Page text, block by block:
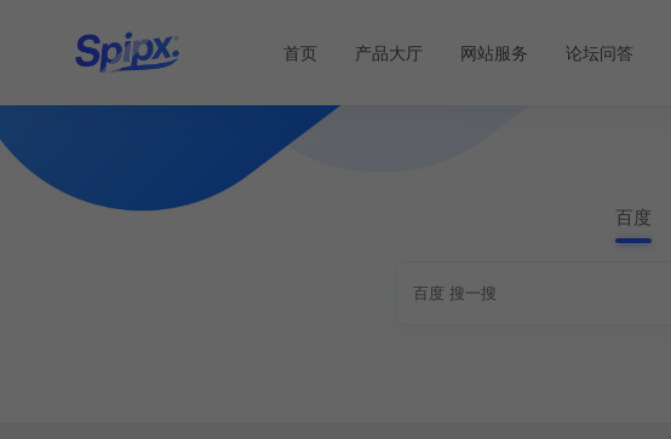
首页 产品大厅 网站服务 论坛问答
百度